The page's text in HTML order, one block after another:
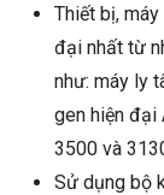
Thiết bị,
đại nhất từ
như: máy ly
gen hiện
3500 và
Sử dụng bộ